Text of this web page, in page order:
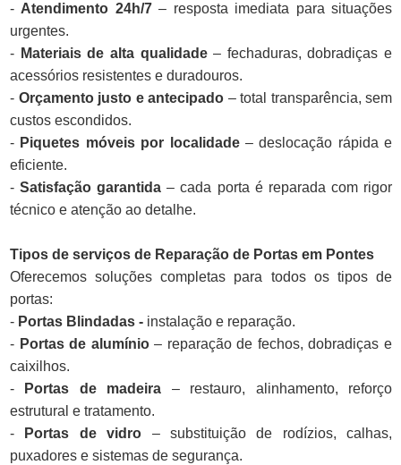
- Atendimento 24h/7– resposta imediata para situações
urgentes.
- Materiais de alta qualidade– fechaduras, dobradiças e
acessórios resistentes e duradouros.
- Orçamento justo e antecipado – total transparência, sem
custos escondidos.
- Piquetes móveis por localidade– deslocação rápida e
eficiente.
-Satisfação garantida – cada porta é reparada com rigor
técnico e atenção ao detalhe.
Tipos de serviços de Reparação de Portas em Pontes
Oferecemos soluções completas para todos os tipos de
portas:
- Portas Blindadas - instalação e reparação.
- Portas de alumínio– reparação de fechos, dobradiças e
caixilhos.
-
Portas de madeira – restauro, alinhamento, reforço
estrutural e tratamento.
-
Portas de vidro – substituição de rodízios, calhas,
puxadores e sistemas de segurança.